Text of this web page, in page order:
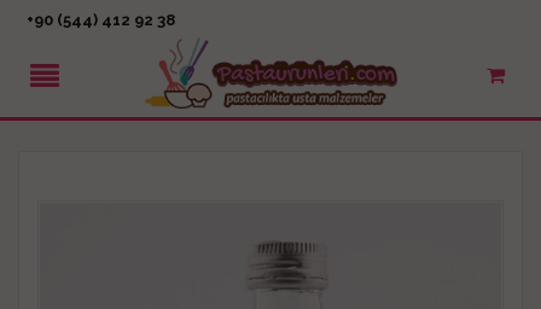
+90 (544) 412 92 38